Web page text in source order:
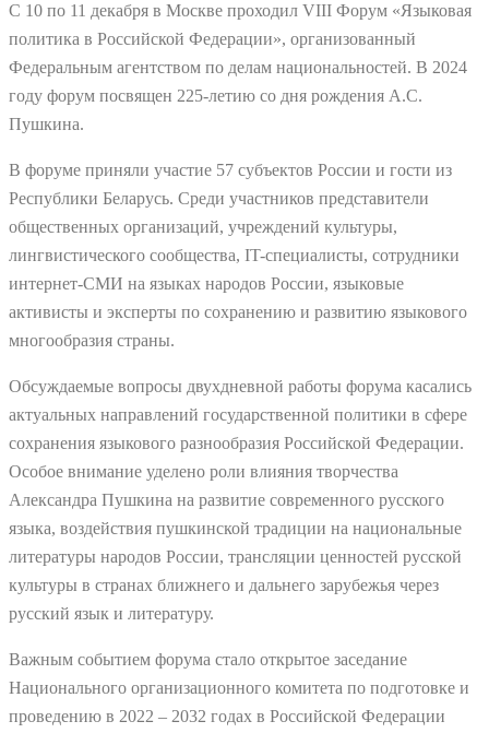
С 10 по 11 декабря в Москве проходил VIII Форум «Языковая
политика в Российской Федерации», организованный
Федеральным агентством по делам национальностей. В 2024
году форум посвящен 225-летию со дня рождения А.С.
Пушкина.
В форуме приняли участие 57 субъектов России и гости из
Республики Беларусь. Среди участников представители
общественных организаций, учреждений культуры,
лингвистического сообщества, IT-специалисты, сотрудники
интернет-СМИ на языках народов России, языковые
активисты и эксперты по сохранению и развитию языкового
многообразия страны.
Обсуждаемые вопросы двухдневной работы форума касались
актуальных направлений государственной политики в сфере
сохранения языкового разнообразия Российской Федерации.
Особое внимание уделено роли влияния творчества
Александра Пушкина на развитие современного русского
языка, воздействия пушкинской традиции на национальные
литературы народов России, трансляции ценностей русской
культуры в странах ближнего и дальнего зарубежья через
русский язык и литературу.
Важным событием форума стало открытое заседание
Национального организационного комитета по подготовке и
проведению в 2022 – 2032 годах в Российской Федерации